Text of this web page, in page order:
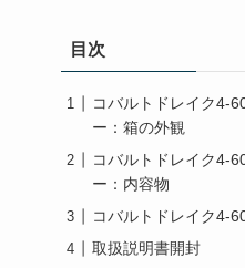
目次
コバルトドレイク4-
ー：箱の外観
コバルトドレイク4-
ー：内容物
コバルトドレイク4-
取扱説明書開封